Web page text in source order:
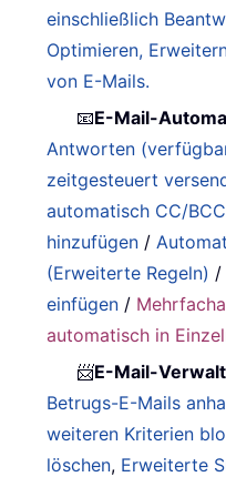
einschließlich
Optimieren,
von E-Mails.
📧E-Mail-
Antworten
zeitgesteuert
automatisch CC/
hinzufügen /
(Erweiterte Regeln) /
einfügen /
automatisch in
📨E-Mail-
Betrugs-E-Mails
weiteren Kriterien
löschen, Erweiterte